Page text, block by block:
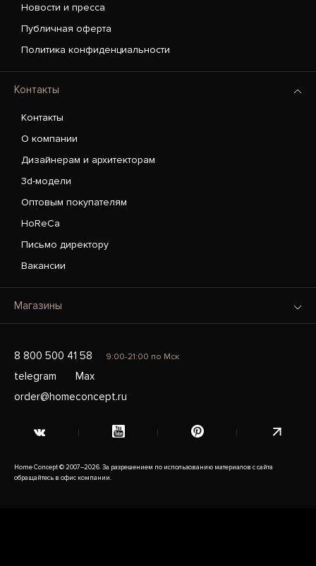
Новости и пресса
Публичная оферта
Политика конфиденциальности
Контакты
Контакты
О компании
Дизайнерам и архитекторам
3d-модели
Оптовым покупателям
HoReCa
Письмо директору
Вакансии
Магазины
8 800 500 41 58 9:00-21:00 по Мск
telegram
Max
order@homeconcept.ru
Home Concept © 2007–2026. За разрешением по использованию материалов с сайта
обращайтесь в офис компании.